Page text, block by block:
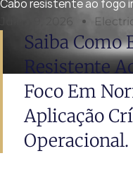
Cabo resistente ao fogo
Julho 9, 2026
Saiba Como
Resistente
Foco Em
Aplicação
Operacional.